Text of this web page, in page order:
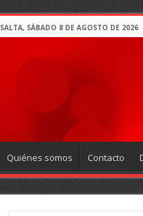
SALTA, SÁBADO 8 DE AGOSTO DE 2026
Quiénes somos Contacto